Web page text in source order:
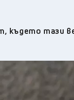
където тази